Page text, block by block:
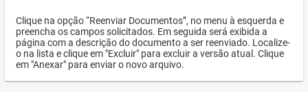
Clique na opção “Reenviar Documentos”, no menu à esquerda e
preencha os campos solicitados. Em seguida será exibida a
página com a descrição do documento a ser reenviado. Localize-
o na lista e clique em "Excluir" para excluir a versão atual. Clique
em "Anexar" para enviar o novo arquivo.